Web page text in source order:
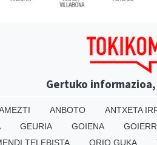
Gertuko
ANBOTO ANTXETA
GEURIA GOIENA
TELEBISTA ORIO GUKA